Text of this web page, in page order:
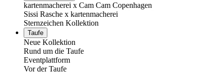
kartenmacherei x Cam Cam Copenhagen
Sissi Rasche x kartenmacherei
Sternzeichen Kollektion
Taufe
Neue Kollektion
Rund um die Taufe
Eventplattform
Vor der Taufe